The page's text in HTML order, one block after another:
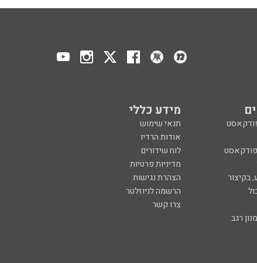
מידע כללי
תנאי שימוש
אודות הרדיו
לוח שידורים
מדיניות פרטיות
בקיצור
הצהרת נגישות
הרשמה לניוזלטר
צרו קשר
רגב